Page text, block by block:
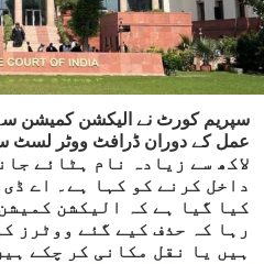
سپریم کورٹ نے الیکشن کمیشن
لاکھ سے زیادہ نام ہٹائے
داخل کرنے کو کہا ہے۔ اے
کیا گیا ہے کہ الیکشن
رہا کہ حذف کیے گئے ووٹرز
ہیں یا نقل مکانی کر چکے